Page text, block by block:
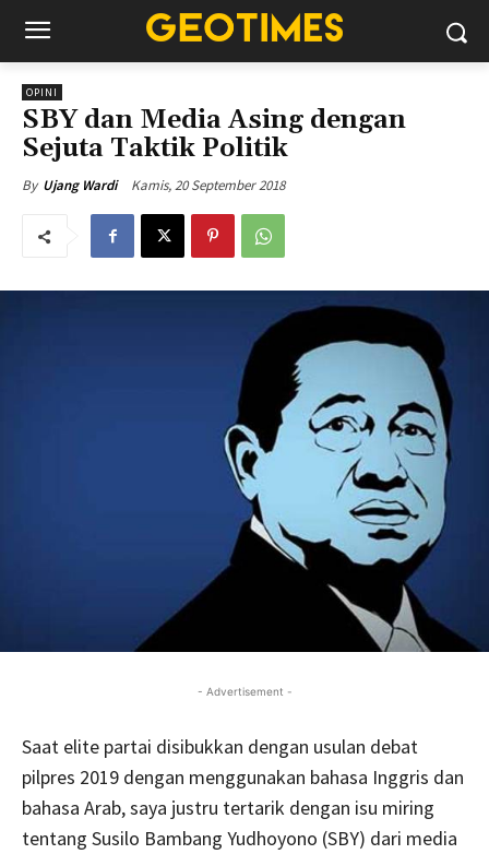
OPINI
SBY dan Media Asing dengan
Sejuta Taktik Politik
By Ujang Wardi Kamis, 20 September 2018
- Advertisement -
Saat elite partai disibukkan dengan usulan debat
pilpres 2019 dengan menggunakan bahasa Inggris dan
bahasa Arab, saya justru tertarik dengan isu miring
tentang Susilo Bambang Yudhoyono (SBY) dari media